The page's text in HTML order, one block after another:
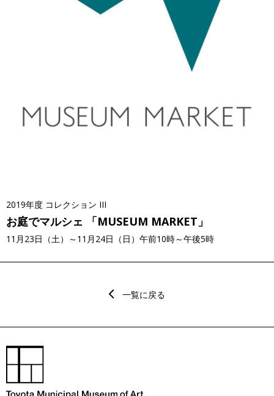
2019年度 コレクション III
お庭でマルシェ 「MUSEUM MARKET」
11月23日（土）～11月24日（日）午前10時～午後5時
一覧に戻る